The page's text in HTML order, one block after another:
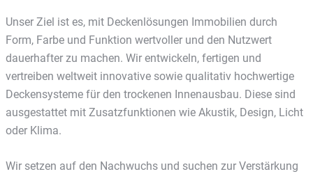
Unser Ziel ist es, mit Deckenlösungen Immobilien durch
Form, Farbe und Funktion wertvoller und den Nutzwert
dauerhafter zu machen. Wir entwickeln, fertigen und
vertreiben weltweit innovative sowie qualitativ hochwertige
Deckensysteme für den trockenen Innenausbau. Diese sind
ausgestattet mit Zusatzfunktionen wie Akustik, Design, Licht
oder Klima.
Wir setzen auf den Nachwuchs und suchen zur Verstärkung